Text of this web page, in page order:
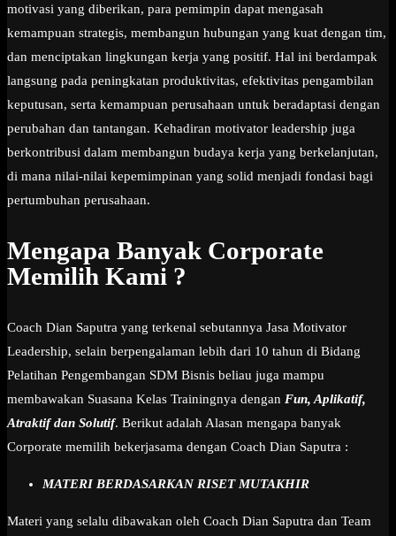
motivasi yang diberikan, para pemimpin dapat mengasah
kemampuan strategis, membangun hubungan yang kuat dengan tim,
dan menciptakan lingkungan kerja yang positif. Hal ini berdampak
langsung pada peningkatan produktivitas, efektivitas pengambilan
keputusan, serta kemampuan perusahaan untuk beradaptasi dengan
perubahan dan tantangan. Kehadiran motivator leadership juga
berkontribusi dalam membangun budaya kerja yang berkelanjutan,
di mana nilai-nilai kepemimpinan yang solid menjadi fondasi bagi
pertumbuhan perusahaan.
Mengapa Banyak Corporate
Memilih Kami ?
Coach Dian Saputra yang terkenal sebutannya Jasa Motivator
Leadership, selain berpengalaman lebih dari 10 tahun di Bidang
Pelatihan Pengembangan SDM Bisnis beliau juga mampu
membawakan Suasana Kelas Trainingnya dengan Fun, Aplikatif,
Atraktif dan Solutif. Berikut adalah Alasan mengapa banyak
Corporate memilih bekerjasama dengan Coach Dian Saputra :
MATERI BERDASARKAN RISET MUTAKHIR
Materi yang selalu dibawakan oleh Coach Dian Saputra dan Team